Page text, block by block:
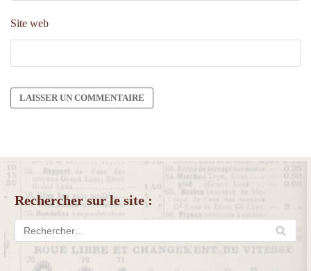
Site web
Rechercher sur le site :